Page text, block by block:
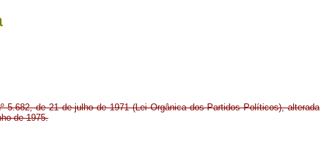
5.682, de 21 de julho de 1971 (Lei Orgânica dos Partidos Políticos), alterada
de 1975.